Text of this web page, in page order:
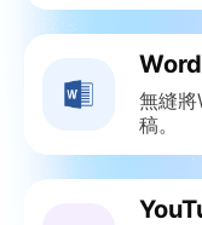
無縫
稿。